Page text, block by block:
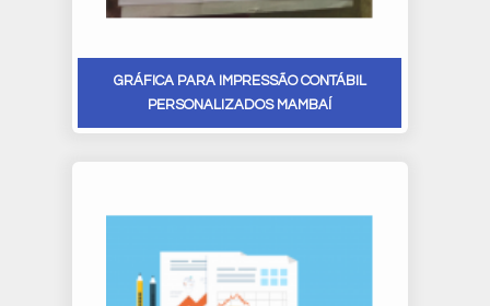
GRÁFICA PARA IMPRESSÃO CONTÁBIL
PERSONALIZADOS MAMBAÍ